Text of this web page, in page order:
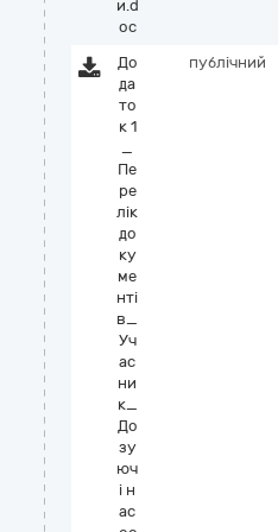
и.d
oc
До
да
то
к 1
_
Пе
ре
лік
до
ку
ме
нті
в_
Уч
ас
ни
к_
До
зу
юч
і н
ас
публічний